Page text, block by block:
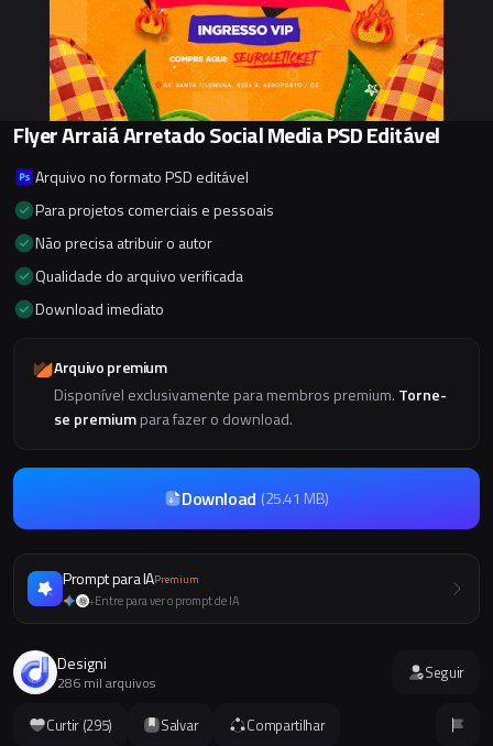
Curtir (295) Salvar Compartilhar
Flyer Arraiá Arretado Social Media PSD Editável
Arquivo no formato PSD editável
Para projetos comerciais e pessoais
Não precisa atribuir o autor
Qualidade do arquivo verificada
Download imediato
Arquivo premium
Disponível exclusivamente para membros premium. Torne-
se premiumpara fazer o download.
Download (25.41 MB)
Prompt para IAPremium
+Entre para ver o prompt de IA
Designi
286 mil arquivos Seguir